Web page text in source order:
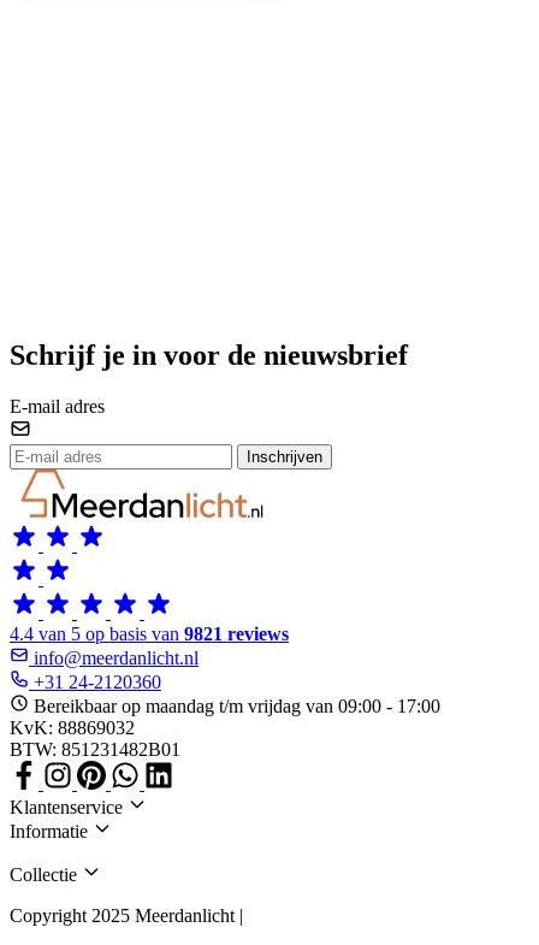
Schrijf je in voor de nieuwsbrief
E-mail adres
Inschrijven
4.4 van 5 op basis van 9821 reviews
info@meerdanlicht.nl
+31 24-2120360
Bereikbaar op maandag t/m vrijdag van 09:00 - 17:00
KvK: 88869032
BTW: 851231482B01
Klantenservice
Informatie
Collectie
Copyright 2025 Meerdanlicht |